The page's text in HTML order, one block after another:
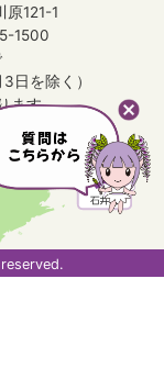
121-1
1500
日を除く）
ます。